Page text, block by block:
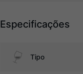
Especificações
Tipo